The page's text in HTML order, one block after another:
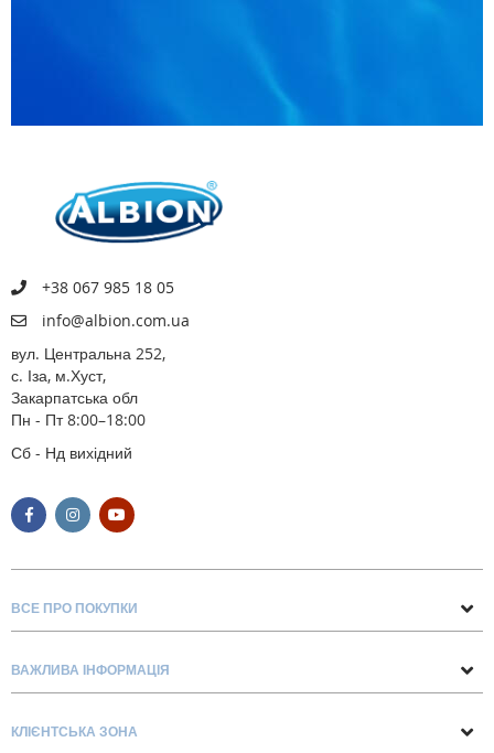
+38 067 985 18 05
info@albion.com.ua
вул. Центральна 252,
с. Іза, м.Хуст,
Закарпатська обл
Пн - Пт 8:00–18:00
Сб - Нд вихідний
ВСЕ ПРО ПОКУПКИ
Про нас
Блог
ВАЖЛИВА ІНФОРМАЦІЯ
Доставка та оплата
КЛІЄНТСЬКА ЗОНА